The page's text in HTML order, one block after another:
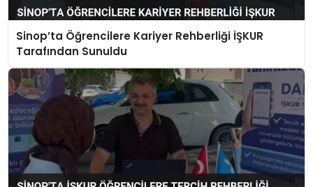
Sinop’ta Öğrencilere Kariyer Rehberliği İŞKUR
Tarafından Sunuldu